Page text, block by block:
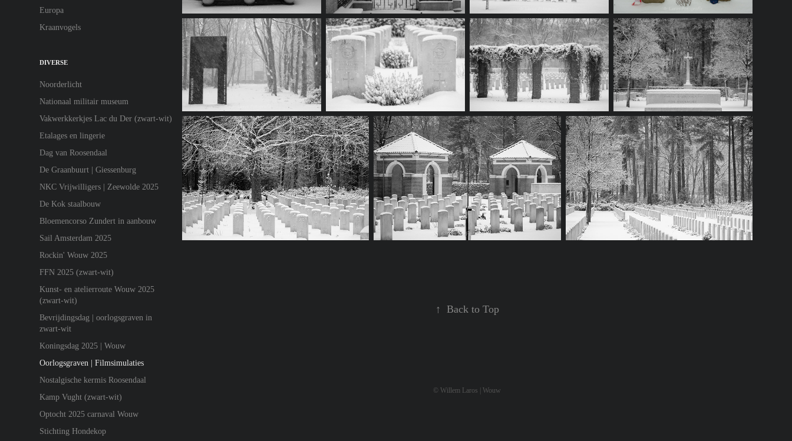
Europa
Kraanvogels
DIVERSE
Noorderlicht
Nationaal militair museum
Vakwerkkerkjes Lac du Der (zwart-wit)
Etalages en lingerie
Dag van Roosendaal
De Graanbuurt | Giessenburg
NKC Vrijwilligers | Zeewolde 2025
De Kok staalbouw
Bloemencorso Zundert in aanbouw
Sail Amsterdam 2025
Rockin' Wouw 2025
FFN 2025 (zwart-wit)
Kunst- en atelierroute Wouw 2025
(zwart-wit)
Bevrijdingsdag | oorlogsgraven in
zwart-wit
Koningsdag 2025 | Wouw
Oorlogsgraven | Filmsimulaties
Nostalgische kermis Roosendaal
Kamp Vught (zwart-wit)
Optocht 2025 carnaval Wouw
Stichting Hondekop
↑ Back to Top
© Willem Laros | Wouw